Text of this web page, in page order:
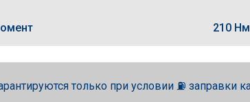
210 Нм
только при условии ⛽ заправки